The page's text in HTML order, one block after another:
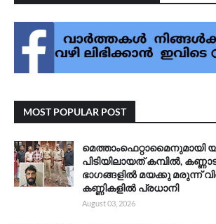
MOST POPULAR POST
മെത്താംഫെറ്റാമൈനുമായി
പിടിയിലായത് കമ്പിൽ,
ഭാഗങ്ങളിൽ മയക്കു മരുന്ന്
കണ്ണികളിൽ പ്രധാനി
August 03, 2026